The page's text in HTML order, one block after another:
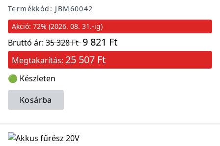
Termékkód: JBM60042
Akció: 72% (2026. 08. 31.-ig)
Bruttó ár: 35 328 Ft 9 821 Ft
Megtakarítás: 25 507 Ft
🟢 Készleten
Kosárba